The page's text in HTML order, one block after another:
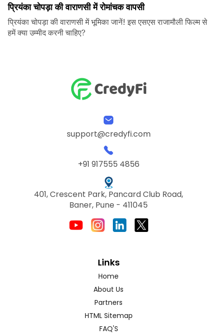
प्रियंका चोपड़ा की वाराणसी में रोमांचक वापसी
प्रियंका चोपड़ा की वाराणसी में भूमिका जानें! इस एसएस राजामौली फिल्म से
हमें क्या उम्मीद करनी चाहिए?
support@credyfi.com
+91 917555 4856
401, Crescent Park, Pancard Club Road,
Baner, Pune - 411045
Links
Home
About Us
Partners
HTML Sitemap
FAQ'S